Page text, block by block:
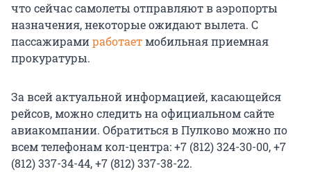
что сейчас самолеты отправляют в аэропорты
назначения, некоторые ожидают вылета. С
пассажирамиработаетмобильная приемная
прокуратуры.
За всей актуальной информацией, касающейся
рейсов, можно следить на официальном сайте
авиакомпании. Обратиться в Пулково можно по
всем телефонам кол-центра: +7 (812) 324-30-00, +7
(812) 337-34-44, +7 (812) 337-38-22.